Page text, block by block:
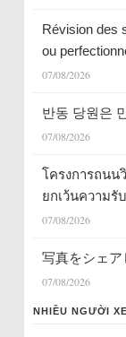
Révision des
ou
07/08/2026
반동 당원은
07/08/2026
โครงการถนน
ยกเว้นความรั
07/08/2026
写真をシェア
07/08/2026
NHIỀU NGƯỜI